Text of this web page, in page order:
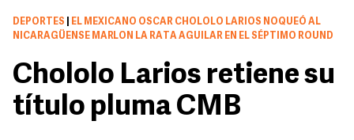
DEPORTES
EL MEXICANO OSCAR CHOLOLO LARIOS NOQUEÓ AL
NICARAGÜENSE MARLON LA RATA AGUILAR EN EL SÉPTIMO ROUND
Chololo Larios retiene su
título pluma CMB